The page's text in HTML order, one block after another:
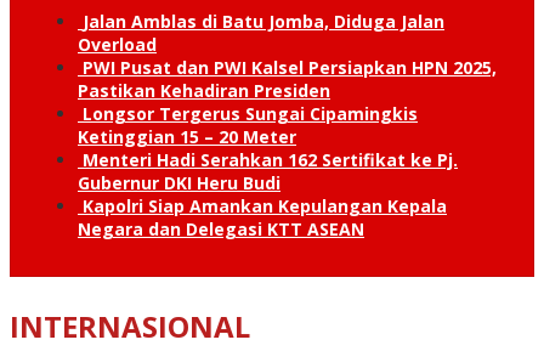
Jalan Amblas di Batu Jomba, Diduga Jalan
Overload
PWI Pusat dan PWI Kalsel Persiapkan HPN 2025,
Pastikan Kehadiran Presiden
Longsor Tergerus Sungai Cipamingkis
Ketinggian 15 – 20 Meter
Menteri Hadi Serahkan 162 Sertifikat ke Pj.
Gubernur DKI Heru Budi
Kapolri Siap Amankan Kepulangan Kepala
Negara dan Delegasi KTT ASEAN
INTERNASIONAL